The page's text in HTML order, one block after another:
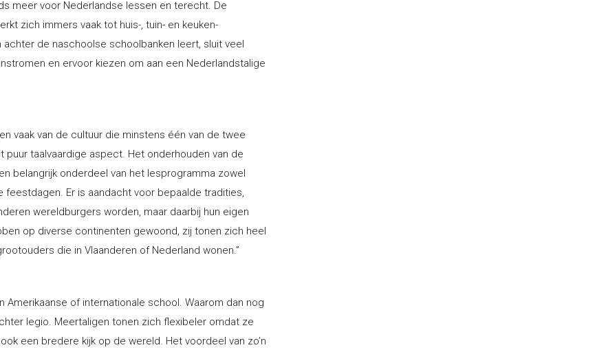
meer voor Nederlandse lessen en terecht. De
zich immers vaak tot huis-, tuin- en keuken-
de naschoolse schoolbanken leert, sluit veel
en ervoor kiezen om aan een Nederlandstalige
vaak van de cultuur die minstens één van de twee
taalvaardige aspect. Het onderhouden van de
belangrijk onderdeel van het lesprogramma zowel
Er is aandacht voor bepaalde tradities,
wereldburgers worden, maar daarbij hun eigen
op diverse continenten gewoond, zij tonen zich heel
die in Vlaanderen of Nederland wonen.”
Amerikaanse of internationale school. Waarom dan nog
legio. Meertaligen tonen zich flexibeler omdat ze
een bredere kijk op de wereld. Het voordeel van zo’n